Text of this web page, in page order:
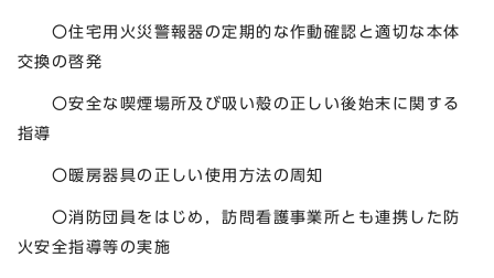
〇住宅用火災警報器の定期的な作動確認と適切な本体
交換の啓発
〇安全な喫煙場所及び吸い殻の正しい後始末に関する
指導
〇暖房器具の正しい使用方法の周知
〇消防団員をはじめ，訪問看護事業所とも連携した防
火安全指導等の実施